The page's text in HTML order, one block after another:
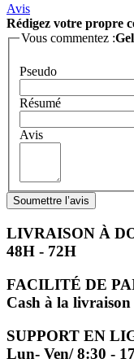
Avis
Rédigez votre propre
Vous commentez :
Pseudo
Résumé
Avis
Soumettre l’avis
LIVRAISON À
48H - 72H
FACILITÉ DE
Cash à la livraison
SUPPORT EN
Lun- Ven/ 8:30 -